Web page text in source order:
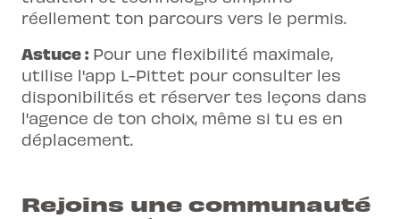
réellement ton parcours vers le permis.
Astuce : Pour une flexibilité maximale,
utilise l'app L-Pittet pour consulter les
disponibilités et réserver tes leçons dans
l'agence de ton choix, même si tu es en
déplacement.
Rejoins une communauté